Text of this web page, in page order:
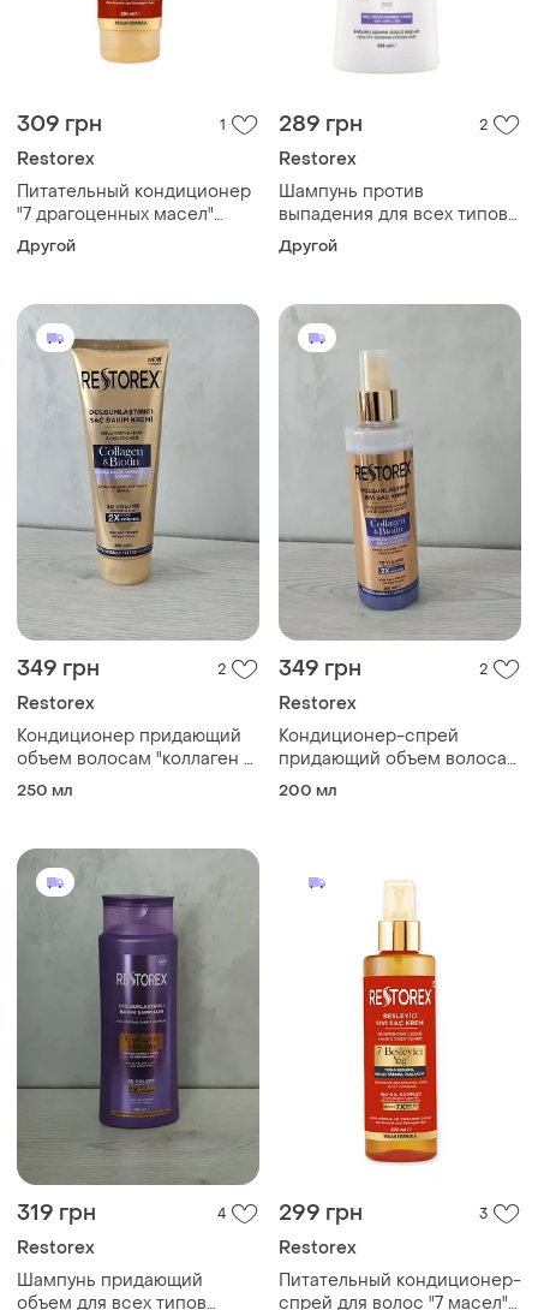
309 грн 1
Restorex
Питательный кондиционер
"7 драгоценных масел"
restorex, 250 мл
Другой
289 грн 2
Restorex
Шампунь против
выпадения для всех типов
волос "speed&strong"
restorex, 500 мл
Другой
349 грн 2
Restorex
Кондиционер придающий
объем волосам "коллаген и
биотин" restorex, 250 мл
250 мл
349 грн 2
Restorex
Кондиционер-спрей
придающий объем волосам
"коллаген и биотин"
200 мл
319 грн 4
Restorex
Шампунь придающий
объем для всех типов
299 грн 3
Restorex
Питательный кондиционер-
спрей для волос "7 масел"